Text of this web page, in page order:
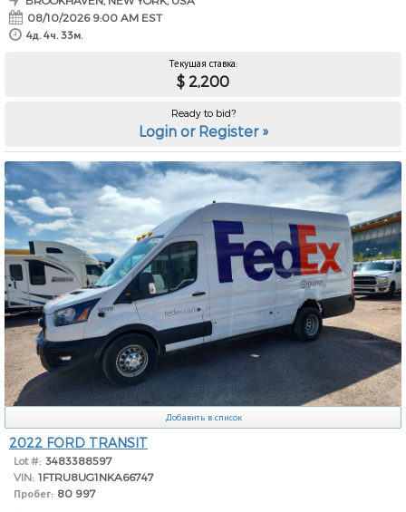
08/10/2026 9:00 AM EST
4д. 4ч. 33м.
Текущая ставка:
$ 2,200
Ready to bid?
Login or Register »
Добавить в список
2022 FORD TRANSIT
Lot #: 3483388597
VIN: 1FTRU8UG1NKA66747
Пробег: 80 997